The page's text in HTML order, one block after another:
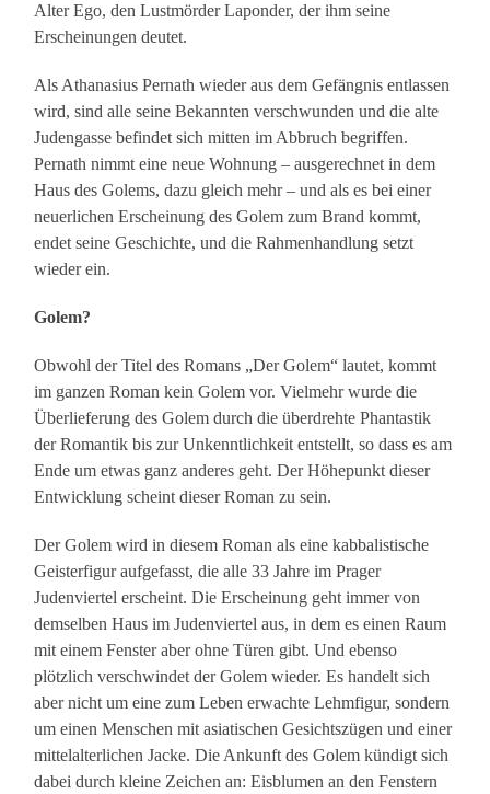
Alter Ego, den Lustmörder Laponder, der ihm seine
Erscheinungen deutet.
Als Athanasius Pernath wieder aus dem Gefängnis entlassen
wird, sind alle seine Bekannten verschwunden und die alte
Judengasse befindet sich mitten im Abbruch begriffen.
Pernath nimmt eine neue Wohnung – ausgerechnet in dem
Haus des Golems, dazu gleich mehr – und als es bei einer
neuerlichen Erscheinung des Golem zum Brand kommt,
endet seine Geschichte, und die Rahmenhandlung setzt
wieder ein.
Golem?
Obwohl der Titel des Romans „Der Golem“ lautet, kommt
im ganzen Roman kein Golem vor. Vielmehr wurde die
Überlieferung des Golem durch die überdrehte Phantastik
der Romantik bis zur Unkenntlichkeit entstellt, so dass es am
Ende um etwas ganz anderes geht. Der Höhepunkt dieser
Entwicklung scheint dieser Roman zu sein.
Der Golem wird in diesem Roman als eine kabbalistische
Geisterfigur aufgefasst, die alle 33 Jahre im Prager
Judenviertel erscheint. Die Erscheinung geht immer von
demselben Haus im Judenviertel aus, in dem es einen Raum
mit einem Fenster aber ohne Türen gibt. Und ebenso
plötzlich verschwindet der Golem wieder. Es handelt sich
aber nicht um eine zum Leben erwachte Lehmfigur, sondern
um einen Menschen mit asiatischen Gesichtszügen und einer
mittelalterlichen Jacke. Die Ankunft des Golem kündigt sich
dabei durch kleine Zeichen an: Eisblumen an den Fenstern